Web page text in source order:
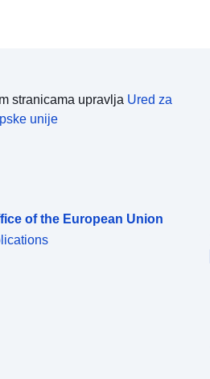
stranicama upravlja Ured za
unije
of the European Union